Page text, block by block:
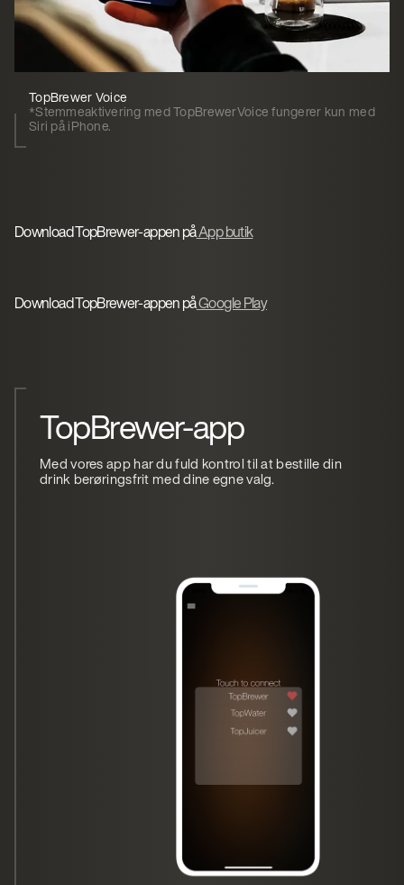
TopBrewer Voice
*Stemmeaktivering med TopBrewerVoice fungerer kun med
Siri på iPhone.
Download TopBrewer-appen påApp butik
Download TopBrewer-appen påGoogle Play
TopBrewer-app
Med vores app har du fuld kontrol til at bestille din
drink berøringsfrit med dine egne valg.